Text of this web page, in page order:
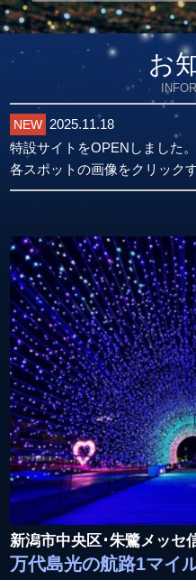
お
NEW 2025.11.18
特設サイトをOPENしました。
各スポットの画像をクリック
新潟市中央区･朱鷺メッセ
万代島光の航路1マイ